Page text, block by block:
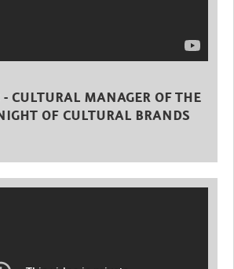
- CULTURAL MANAGER OF THE
OF CULTURAL BRANDS